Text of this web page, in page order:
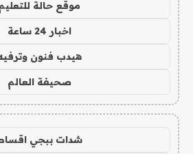
موقع حالة
اخبار 24 ساعة
هيدب فنون
صحيفة العالم
شدات ببجي